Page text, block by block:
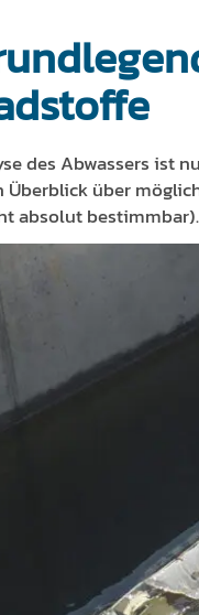
des Abwassers ist
Überblick über
absolut bestimmbar).